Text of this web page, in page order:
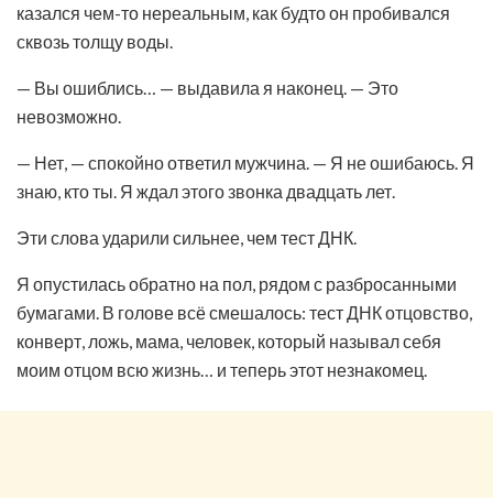
казался чем-то нереальным, как будто он пробивался
сквозь толщу воды.
— Вы ошиблись… — выдавила я наконец. — Это
невозможно.
— Нет, — спокойно ответил мужчина. — Я не ошибаюсь. Я
знаю, кто ты. Я ждал этого звонка двадцать лет.
Эти слова ударили сильнее, чем тест ДНК.
Я опустилась обратно на пол, рядом с разбросанными
бумагами. В голове всё смешалось: тест ДНК отцовство,
конверт, ложь, мама, человек, который называл себя
моим отцом всю жизнь… и теперь этот незнакомец.